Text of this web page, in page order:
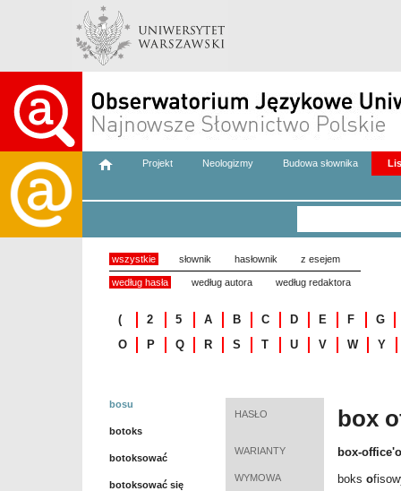
Projekt Neologizmy Budowa słownika
wszystkie słownik hasłownik z esejem
według hasła według autora według redaktora
( 2 5 A B C D E F
G
O
P Q R S T U V W Y
bosu
botoks
botoksować
botoksować się
HASŁO box
WARIANTY box-
WYMOWA boks o